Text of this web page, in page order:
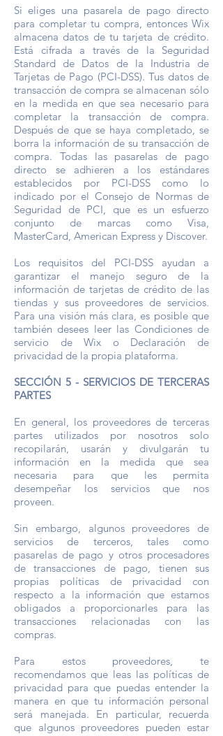
Si eliges una pasarela de pago directo
para completar tu compra, entonces Wix
almacena datos de tu tarjeta de crédito.
Está cifrada a través de la Seguridad
Standard de Datos de la Industria de
Tarjetas de Pago (PCI-DSS). Tus datos de
transacción de compra se almacenan sólo
en la medida en que sea necesario para
completar la transacción de compra.
Después de que se haya completado, se
borra la información de su transacción de
compra. Todas las pasarelas de pago
directo se adhieren a los estándares
establecidos por PCI-DSS como lo
indicado por el Consejo de Normas de
Seguridad de PCI, que es un esfuerzo
conjunto de marcas como Visa,
MasterCard, American Express y Discover.
Los requisitos del PCI-DSS ayudan a
garantizar el manejo seguro de la
información de tarjetas de crédito de las
tiendas y sus proveedores de servicios.
Para una visión más clara, es posible que
también desees leer las Condiciones de
servicio de Wix o Declaración de
privacidad de la propia plataforma.
SECCIÓN 5 - SERVICIOS DE TERCERAS
PARTES
En general, los proveedores de terceras
partes utilizados por nosotros solo
recopilarán, usarán y divulgarán tu
información en la medida que sea
necesaria para que les permita
desempeñar los servicios que nos
proveen.
Sin embargo, algunos proveedores de
servicios de terceros, tales como
pasarelas de pago y otros procesadores
de transacciones de pago, tienen sus
propias políticas de privacidad con
respecto a la información que estamos
obligados a proporcionarles para las
transacciones relacionadas con las
compras.
Para estos proveedores, te
recomendamos que leas las políticas de
privacidad para que puedas entender la
manera en que tu información personal
será manejada. En particular, recuerda
que algunos proveedores pueden estar